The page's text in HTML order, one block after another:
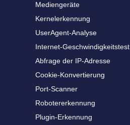
Mediengeräte
Kernelerkennung
UserAgent-Analyse
Internet-Geschwindigkeitstest
Abfrage der IP-Adresse
Cookie-Konvertierung
Port-Scanner
Robotererkennung
Plugin-Erkennung